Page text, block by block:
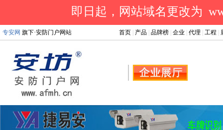
即日起，网站域名更改为
专安网 旗下·安防门户网站 首页 产品 品牌榜 企业 代理 工程